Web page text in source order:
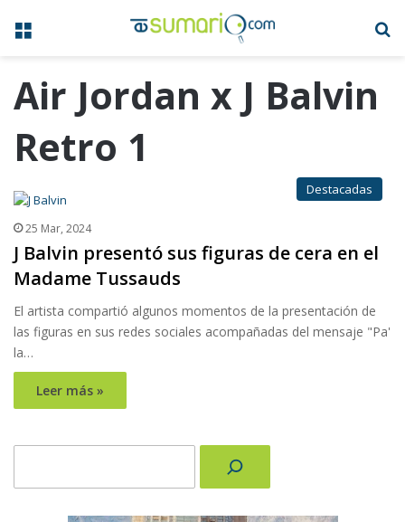
Menú
Air Jordan x J Balvin
Retro 1
Destacadas
25 Mar, 2024
J Balvin presentó sus figuras de cera en el
Madame Tussauds
El artista compartió algunos momentos de la presentación de
las figuras en sus redes sociales acompañadas del mensaje "Pa'
la…
Leer más »